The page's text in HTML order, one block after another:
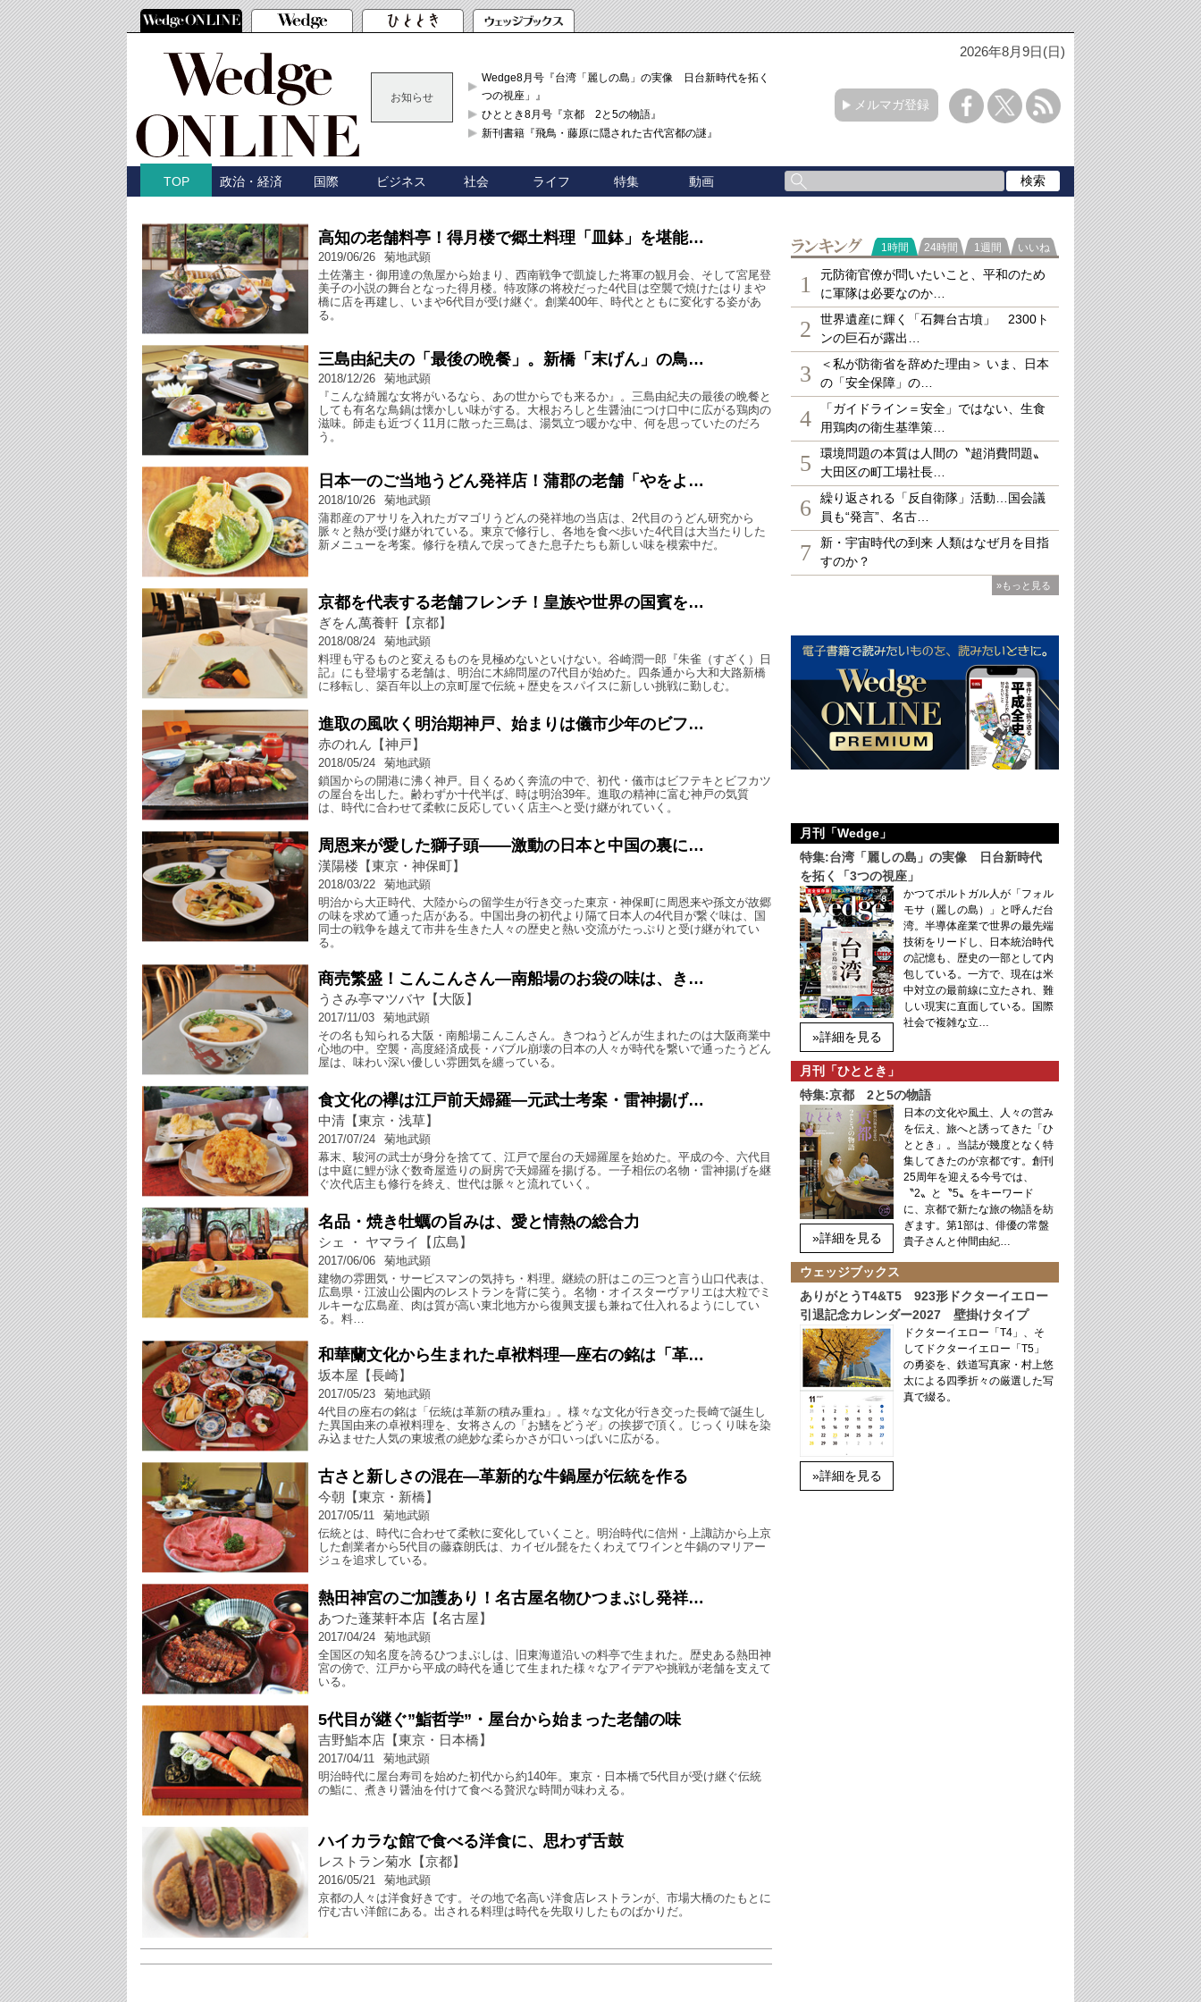
2026年8月9日(日)
お知らせ
Wedge8月号『台湾「麗しの島」の実像 日台新時代を拓く「3
つの視座」』
ひととき8月号『京都 2と5の物語』
新刊書籍『飛鳥・藤原に隠された古代宮都の謎』
メルマガ登録
TOP 政治・経済 国際 ビジネス 社会 ライフ 特集 動画
高知の老舗料亭！得月楼で郷土料理「皿鉢」を堪能…
2019/06/26
菊地武顕
土佐藩主・御用達の魚屋から始まり、西南戦争で凱旋した将軍の観月会、そして宮尾登
美子の小説の舞台となった得月楼。特攻隊の将校だった4代目は空襲で焼けたはりまや
橋に店を再建し、いまや6代目が受け継ぐ。創業400年、時代とともに変化する姿があ
る。
三島由紀夫の「最後の晩餐」。新橋「末げん」の鳥…
2018/12/26
菊地武顕
『こんな綺麗な女将がいるなら、あの世からでも来るか』。三島由紀夫の最後の晩餐と
しても有名な鳥鍋は懐かしい味がする。大根おろしと生醤油につけ口中に広がる鶏肉の
滋味。師走も近づく11月に散った三島は、湯気立つ暖かな中、何を思っていたのだろ
う。
日本一のご当地うどん発祥店！蒲郡の老舗「やをよ…
2018/10/26
菊地武顕
蒲郡産のアサリを入れたガマゴリうどんの発祥地の当店は、2代目のうどん研究から
脈々と熱が受け継がれている。東京で修行し、各地を食べ歩いた4代目は大当たりした
新メニューを考案。修行を積んで戻ってきた息子たちも新しい味を模索中だ。
京都を代表する老舗フレンチ！皇族や世界の国賓を…
ぎをん萬養軒【京都】
2018/08/24
菊地武顕
料理も守るものと変えるものを見極めないといけない。谷崎潤一郎『朱雀（すざく）日
記』にも登場する老舗は、明治に木綿問屋の7代目が始めた。四条通から大和大路新橋
に移転し、築百年以上の京町屋で伝統＋歴史をスパイスに新しい挑戦に勤しむ。
進取の風吹く明治期神戸、始まりは儀市少年のビフ…
赤のれん【神戸】
2018/05/24
菊地武顕
鎖国からの開港に沸く神戸。目くるめく奔流の中で、初代・儀市はビフテキとビフカツ
の屋台を出した。齢わずか十代半ば、時は明治39年。進取の精神に富む神戸の気質
は、時代に合わせて柔軟に反応していく店主へと受け継がれていく。
周恩来が愛した獅子頭――激動の日本と中国の裏に…
漢陽楼【東京・神保町】
2018/03/22
菊地武顕
明治から大正時代、大陸からの留学生が行き交った東京・神保町に周恩来や孫文が故郷
の味を求めて通った店がある。中国出身の初代より隔て日本人の4代目が繋ぐ味は、国
同士の戦争を越えて市井を生きた人々の歴史と熱い交流がたっぷりと受け継がれてい
る。
商売繁盛！こんこんさん―南船場のお袋の味は、き…
うさみ亭マツバヤ【大阪】
2017/11/03
菊地武顕
その名も知られる大阪・南船場こんこんさん。きつねうどんが生まれたのは大阪商業中
心地の中。空襲・高度経済成長・バブル崩壊の日本の人々が時代を繋いで通ったうどん
屋は、味わい深い優しい雰囲気を纏っている。
食文化の襷は江戸前天婦羅―元武士考案・雷神揚げ…
中清【東京・浅草】
2017/07/24
菊地武顕
幕末、駿河の武士が身分を捨てて、江戸で屋台の天婦羅屋を始めた。平成の今、六代目
は中庭に鯉が泳ぐ数奇屋造りの厨房で天婦羅を揚げる。一子相伝の名物・雷神揚げを継
ぐ次代店主も修行を終え、世代は脈々と流れていく。
名品・焼き牡蠣の旨みは、愛と情熱の総合力
シェ ・ ヤマライ【広島】
2017/06/06
菊地武顕
建物の雰囲気・サービスマンの気持ち・料理。継続の肝はこの三つと言う山口代表は、
広島県・江波山公園内のレストランを背に笑う。名物・オイスターヴァリエは大粒でミ
ルキーな広島産、肉は質が高い東北地方から復興支援も兼ねて仕入れるようにしてい
る。料…
和華蘭文化から生まれた卓袱料理―座右の銘は「革…
坂本屋【長崎】
2017/05/23
菊地武顕
4代目の座右の銘は「伝統は革新の積み重ね」。様々な文化が行き交った長崎で誕生し
た異国由来の卓袱料理を、女将さんの「お鰭をどうぞ」の挨拶で頂く。じっくり味を染
み込ませた人気の東坡煮の絶妙な柔らかさが口いっぱいに広がる。
古さと新しさの混在―革新的な牛鍋屋が伝統を作る
今朝【東京・新橋】
2017/05/11
菊地武顕
伝統とは、時代に合わせて柔軟に変化していくこと。明治時代に信州・上諏訪から上京
した創業者から5代目の藤森朗氏は、カイゼル髭をたくわえてワインと牛鍋のマリアー
ジュを追求している。
熱田神宮のご加護あり！名古屋名物ひつまぶし発祥…
あつた蓬莱軒本店【名古屋】
2017/04/24
菊地武顕
全国区の知名度を誇るひつまぶしは、旧東海道沿いの料亭で生まれた。歴史ある熱田神
宮の傍で、江戸から平成の時代を通じて生まれた様々なアイデアや挑戦が老舗を支えて
いる。
5代目が継ぐ”鮨哲学”・屋台から始まった老舗の味
吉野鮨本店【東京・日本橋】
2017/04/11
菊地武顕
明治時代に屋台寿司を始めた初代から約140年。東京・日本橋で5代目が受け継ぐ伝統
の鮨に、煮きり醤油を付けて食べる贅沢な時間が味わえる。
ハイカラな館で食べる洋食に、思わず舌鼓
レストラン菊水【京都】
2016/05/21
菊地武顕
京都の人々は洋食好きです。その地で名高い洋食店レストランが、市場大橋のたもとに
佇む古い洋館にある。出される料理は時代を先取りしたものばかりだ。
ランキング
1時間 24時間 1週間 いいね
1
元防衛官僚が問いたいこと、平和のため
に軍隊は必要なのか…
2
世界遺産に輝く「石舞台古墳」 2300ト
ンの巨石が露出…
3
＜私が防衛省を辞めた理由＞ いま、日本
の「安全保障」の…
4
「ガイドライン＝安全」ではない、生食
用鶏肉の衛生基準策…
5
環境問題の本質は人間の〝超消費問題〟
大田区の町工場社長…
6
繰り返される「反自衛隊」活動…国会議
員も“発言”、名古…
7
新・宇宙時代の到来 人類はなぜ月を目指
すのか？
»もっと見る
月刊「Wedge」
特集:台湾「麗しの島」の実像 日台新時代
を拓く「3つの視座」
»詳細を見る
かつてポルトガル人が「フォル
モサ（麗しの島）」と呼んだ台
湾。半導体産業で世界の最先端
技術をリードし、日本統治時代
の記憶も、歴史の一部として内
包している。一方で、現在は米
中対立の最前線に立たされ、難
しい現実に直面している。国際
社会で複雑な立…
月刊「ひととき」
特集:京都 2と5の物語
»詳細を見る
日本の文化や風土、人々の営み
を伝え、旅へと誘ってきた「ひ
ととき」。当誌が幾度となく特
集してきたのが京都です。創刊
25周年を迎える今号では、
〝2〟と〝5〟をキーワード
に、京都で新たな旅の物語を紡
ぎます。第1部は、俳優の常盤
貴子さんと仲間由紀…
ウェッジブックス
ありがとうT4&T5 923形ドクターイエロー
引退記念カレンダー2027 壁掛けタイプ
»詳細を見る
ドクターイエロー「T4」、そ
してドクターイエロー「T5」
の勇姿を、鉄道写真家・村上悠
太による四季折々の厳選した写
真で綴る。